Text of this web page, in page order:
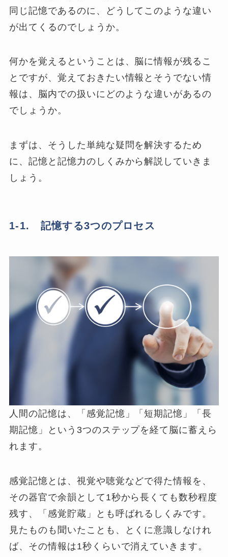
同じ記憶であるのに、どうしてこのような違い
が出てくるのでしょうか。
何かを覚えるということは、脳に情報が残るこ
とですが、覚えておきたい情報とそうでない情
報は、脳内での扱いにどのような違いがあるの
でしょうか。
まずは、そうした単純な疑問を解決するため
に、記憶と記憶力のしくみから解説していきま
しょう。
1-1. 記憶する3つのプロセス
人間の記憶は、「感覚記憶」「短期記憶」「長
期記憶」という3つのステップを経て脳に蓄えら
れます。
感覚記憶とは、視覚や聴覚などで得た情報を、
その器官で余韻として1秒から長くても数秒程度
残す、「感覚貯蔵」とも呼ばれるしくみです。
見たものも聞いたことも、とくに意識しなけれ
ば、その情報は1秒くらいで消えていきます。